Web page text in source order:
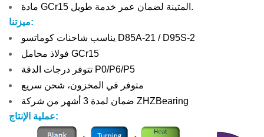
مادة GCr15 المتينة لضمان عمر خدمة طويل.
ميزتنا:
يناسب شاحنات كوماتسو D85A-21 / D95S-2
فولاذ محامل GCr15
تتوفر درجات الدقة P0/P6/P5
متوفر في المخزون، شحن سريع
ضمان لمدة 3 أشهر من شركة ZHZBearing
عملية الإنتاج: